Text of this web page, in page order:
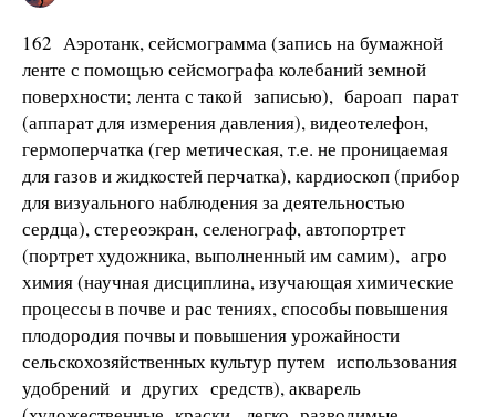
162 Аэротанк, сейсмограмма (запись на бумажной
ленте с помощью сейсмографа колебаний земной
поверхности; лента с такой записью), бароап­ парат
(аппарат для измерения давления), видеотелефон,
гермоперчатка (гер­ метическая, т.е. не проницаемая
для газов и жидкостей перчатка), кардиоскоп (прибор
для визуального наблюдения за деятельностью
сердца), стереоэкран, селенограф, автопортрет
(портрет художника, выполненный им самим), агро­
химия (научная дисциплина, изучающая химические
процессы в почве и рас­ тениях, способы повышения
плодородия почвы и повышения урожайности
сельскохозяйственных культур путем использования
удобрений и других средств), акварель